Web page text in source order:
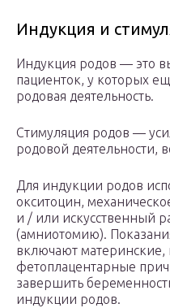
Индукция и
Индукция родов — это
пациенток, у которых
родовая деятельность.
Стимуляция родов —
родовой деятельности,
Для индукции родов
окситоцин,
и / или искусственный
(амниотомию).
включают материнские,
фетоплацентарные
завершить
индукции родов.